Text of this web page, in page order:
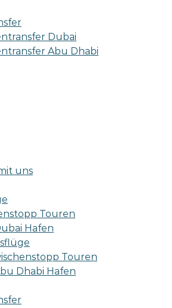
Dubai
Abu Dhabi
uns
Touren
Hafen
Touren
Dhabi Hafen